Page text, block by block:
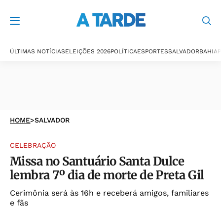
ÚLTIMAS NOTÍCIASELEIÇÕES 2026POLÍTICAESPORTESSALVADORBAHIA
HOME>SALVADOR
CELEBRAÇÃO
Missa no Santuário Santa Dulce
lembra 7º dia de morte de Preta Gil
Cerimônia será às 16h e receberá amigos, familiares
e fãs